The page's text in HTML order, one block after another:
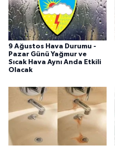
9 Ağustos Hava Durumu -
Pazar Günü Yağmur ve
Sıcak Hava Aynı Anda Etkili
Olacak